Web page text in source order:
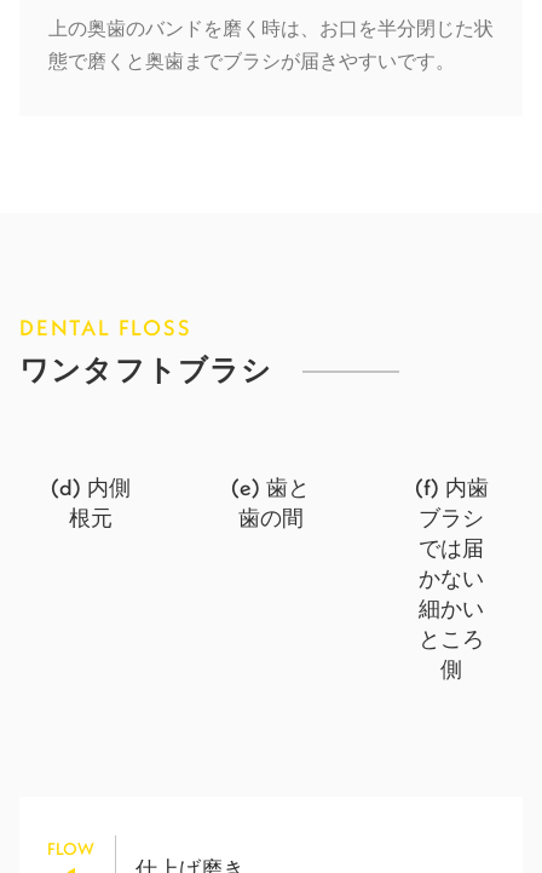
上の奥歯のバンドを磨く時は、お口を半分閉じた状
態で磨くと奥歯までブラシが届きやすいです。
DENTAL FLOSS
ワンタフトブラシ
(d) 内側
根元
(e) 歯と
歯の間
(f) 内歯
ブラシ
では届
かない
細かい
ところ
側
FLOW